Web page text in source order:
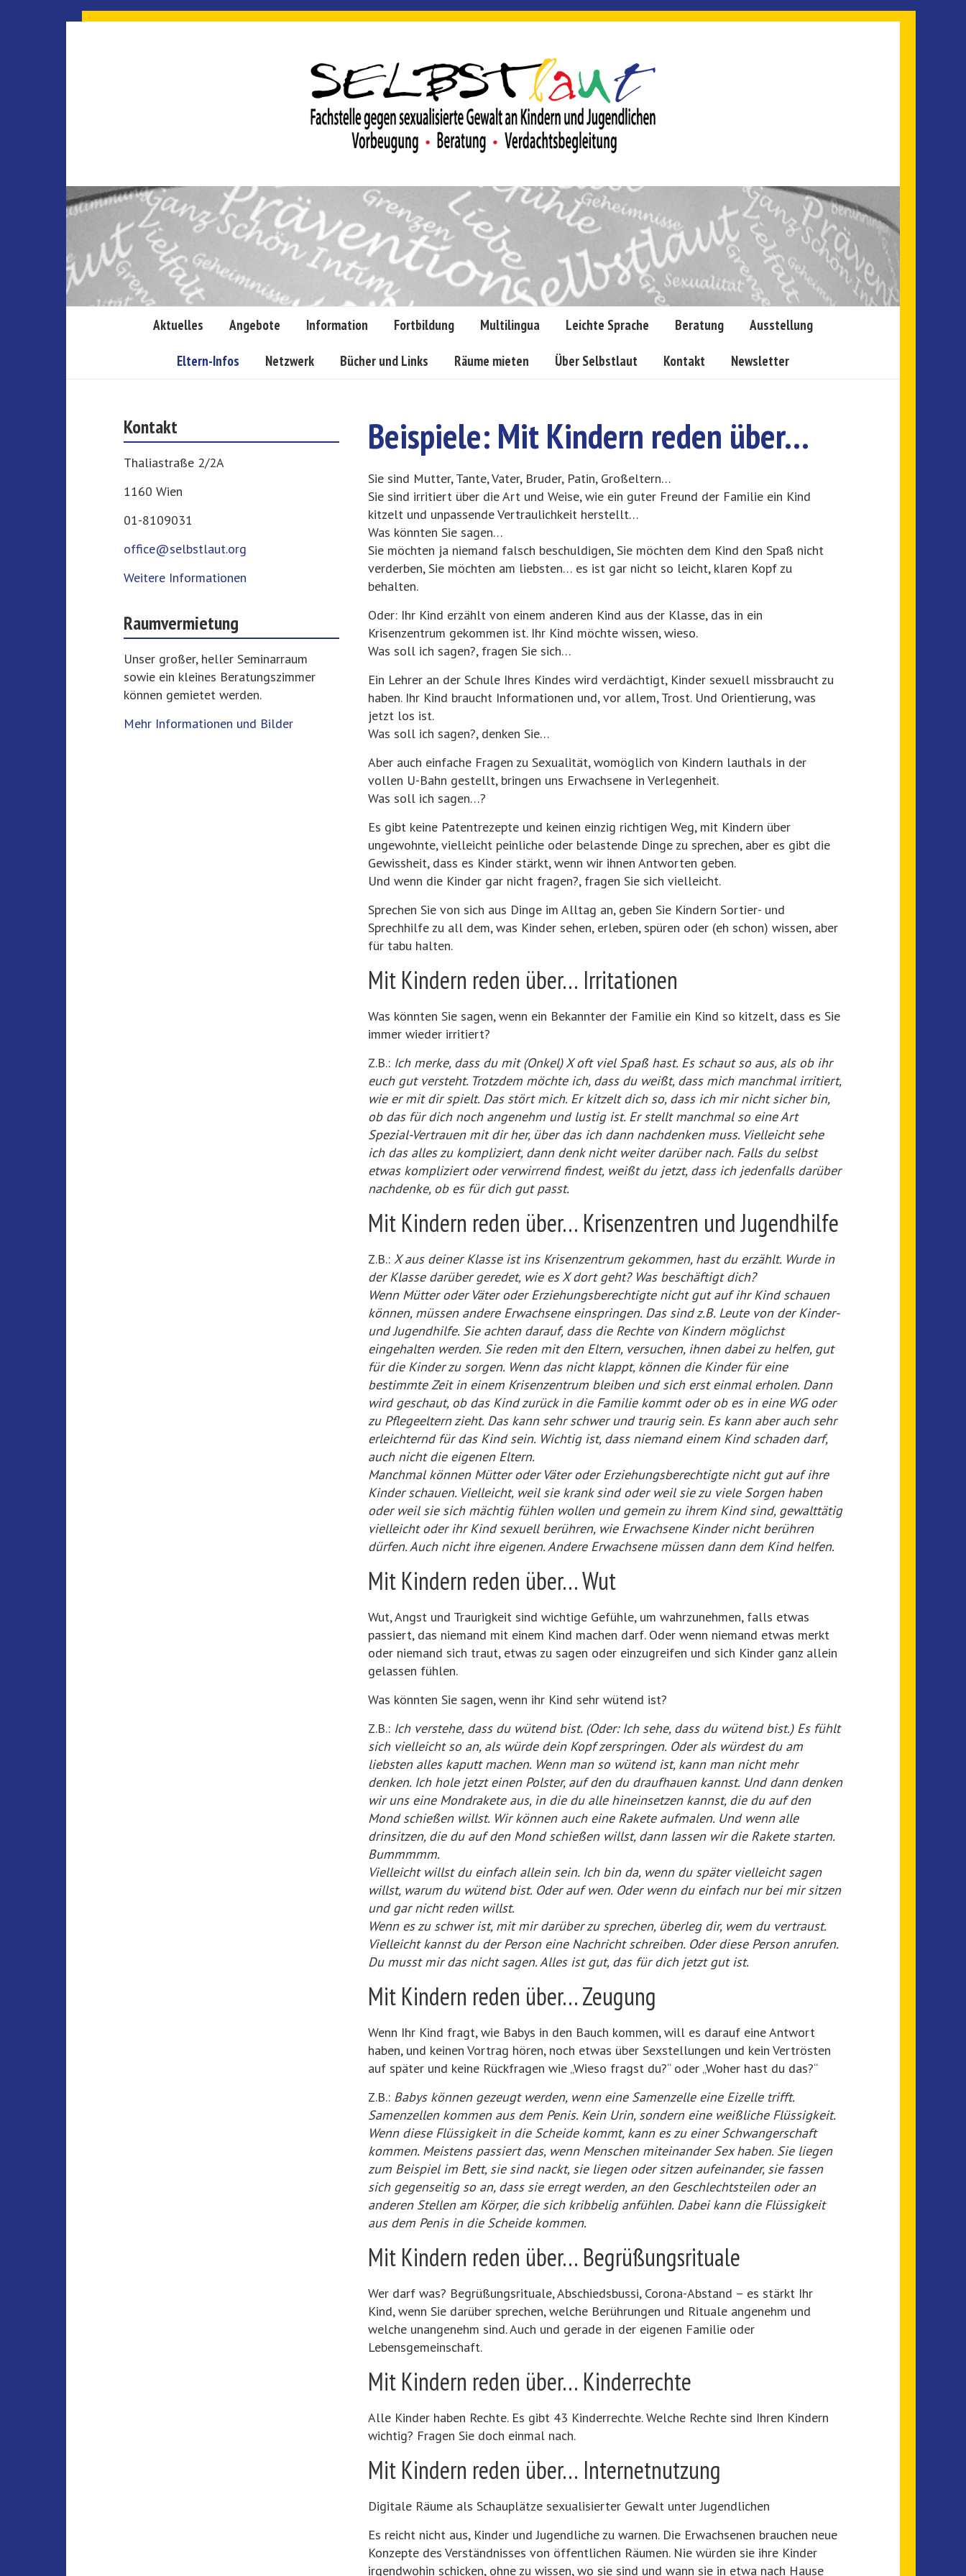
Aktuelles Angebote Information Fortbildung Multilingua Leichte Sprache Beratung Ausstellung
Eltern-Infos Netzwerk Bücher und Links Räume mieten Über Selbstlaut Kontakt Newsletter
Beispiele: Mit Kindern reden über…
Sie sind Mutter, Tante, Vater, Bruder, Patin, Großeltern…
Sie sind irritiert über die Art und Weise, wie ein guter Freund der Familie ein Kind
kitzelt und unpassende Vertraulichkeit herstellt…
Was könnten Sie sagen…
Sie möchten ja niemand falsch beschuldigen, Sie möchten dem Kind den Spaß nicht
verderben, Sie möchten am liebsten… es ist gar nicht so leicht, klaren Kopf zu
behalten.
Oder: Ihr Kind erzählt von einem anderen Kind aus der Klasse, das in ein
Krisenzentrum gekommen ist. Ihr Kind möchte wissen, wieso.
Was soll ich sagen?, fragen Sie sich…
Ein Lehrer an der Schule Ihres Kindes wird verdächtigt, Kinder sexuell missbraucht zu
haben. Ihr Kind braucht Informationen und, vor allem, Trost. Und Orientierung, was
jetzt los ist.
Was soll ich sagen?, denken Sie…
Aber auch einfache Fragen zu Sexualität, womöglich von Kindern lauthals in der
vollen U-Bahn gestellt, bringen uns Erwachsene in Verlegenheit.
Was soll ich sagen…?
Es gibt keine Patentrezepte und keinen einzig richtigen Weg, mit Kindern über
ungewohnte, vielleicht peinliche oder belastende Dinge zu sprechen, aber es gibt die
Gewissheit, dass es Kinder stärkt, wenn wir ihnen Antworten geben.
Und wenn die Kinder gar nicht fragen?, fragen Sie sich vielleicht.
Sprechen Sie von sich aus Dinge im Alltag an, geben Sie Kindern Sortier- und
Sprechhilfe zu all dem, was Kinder sehen, erleben, spüren oder (eh schon) wissen, aber
für tabu halten.
Mit Kindern reden über… Irritationen
Was könnten Sie sagen, wenn ein Bekannter der Familie ein Kind so kitzelt, dass es Sie
immer wieder irritiert?
Z.B.: Ich merke, dass du mit (Onkel) X oft viel Spaß hast. Es schaut so aus, als ob ihr
euch gut versteht. Trotzdem möchte ich, dass du weißt, dass mich manchmal irritiert,
wie er mit dir spielt. Das stört mich. Er kitzelt dich so, dass ich mir nicht sicher bin,
ob das für dich noch angenehm und lustig ist. Er stellt manchmal so eine Art
Spezial-Vertrauen mit dir her, über das ich dann nachdenken muss. Vielleicht sehe
ich das alles zu kompliziert, dann denk nicht weiter darüber nach. Falls du selbst
etwas kompliziert oder verwirrend findest, weißt du jetzt, dass ich jedenfalls darüber
nachdenke, ob es für dich gut passt.
Mit Kindern reden über… Krisenzentren und Jugendhilfe
Z.B.: X aus deiner Klasse ist ins Krisenzentrum gekommen, hast du erzählt. Wurde in
der Klasse darüber geredet, wie es X dort geht? Was beschäftigt dich?
Wenn Mütter oder Väter oder Erziehungsberechtigte nicht gut auf ihr Kind schauen
können, müssen andere Erwachsene einspringen. Das sind z.B. Leute von der Kinder-
und Jugendhilfe. Sie achten darauf, dass die Rechte von Kindern möglichst
eingehalten werden. Sie reden mit den Eltern, versuchen, ihnen dabei zu helfen, gut
für die Kinder zu sorgen. Wenn das nicht klappt, können die Kinder für eine
bestimmte Zeit in einem Krisenzentrum bleiben und sich erst einmal erholen. Dann
wird geschaut, ob das Kind zurück in die Familie kommt oder ob es in eine WG oder
zu Pflegeeltern zieht. Das kann sehr schwer und traurig sein. Es kann aber auch sehr
erleichternd für das Kind sein. Wichtig ist, dass niemand einem Kind schaden darf,
auch nicht die eigenen Eltern.
Manchmal können Mütter oder Väter oder Erziehungsberechtigte nicht gut auf ihre
Kinder schauen. Vielleicht, weil sie krank sind oder weil sie zu viele Sorgen haben
oder weil sie sich mächtig fühlen wollen und gemein zu ihrem Kind sind, gewalttätig
vielleicht oder ihr Kind sexuell berühren, wie Erwachsene Kinder nicht berühren
dürfen. Auch nicht ihre eigenen. Andere Erwachsene müssen dann dem Kind helfen.
Mit Kindern reden über… Wut
Wut, Angst und Traurigkeit sind wichtige Gefühle, um wahrzunehmen, falls etwas
passiert, das niemand mit einem Kind machen darf. Oder wenn niemand etwas merkt
oder niemand sich traut, etwas zu sagen oder einzugreifen und sich Kinder ganz allein
gelassen fühlen.
Was könnten Sie sagen, wenn ihr Kind sehr wütend ist?
Z.B.: Ich verstehe, dass du wütend bist. (Oder: Ich sehe, dass du wütend bist.) Es fühlt
sich vielleicht so an, als würde dein Kopf zerspringen. Oder als würdest du am
liebsten alles kaputt machen. Wenn man so wütend ist, kann man nicht mehr
denken. Ich hole jetzt einen Polster, auf den du draufhauen kannst. Und dann denken
wir uns eine Mondrakete aus, in die du alle hineinsetzen kannst, die du auf den
Mond schießen willst. Wir können auch eine Rakete aufmalen. Und wenn alle
drinsitzen, die du auf den Mond schießen willst, dann lassen wir die Rakete starten.
Bummmmm.
Vielleicht willst du einfach allein sein. Ich bin da, wenn du später vielleicht sagen
willst, warum du wütend bist. Oder auf wen. Oder wenn du einfach nur bei mir sitzen
und gar nicht reden willst.
Wenn es zu schwer ist, mit mir darüber zu sprechen, überleg dir, wem du vertraust.
Vielleicht kannst du der Person eine Nachricht schreiben. Oder diese Person anrufen.
Du musst mir das nicht sagen. Alles ist gut, das für dich jetzt gut ist.
Mit Kindern reden über… Zeugung
Wenn Ihr Kind fragt, wie Babys in den Bauch kommen, will es darauf eine Antwort
haben, und keinen Vortrag hören, noch etwas über Sexstellungen und kein Vertrösten
auf später und keine Rückfragen wie „Wieso fragst du?“ oder „Woher hast du das?“
Z.B.: Babys können gezeugt werden, wenn eine Samenzelle eine Eizelle trifft.
Samenzellen kommen aus dem Penis. Kein Urin, sondern eine weißliche Flüssigkeit.
Wenn diese Flüssigkeit in die Scheide kommt, kann es zu einer Schwangerschaft
kommen. Meistens passiert das, wenn Menschen miteinander Sex haben. Sie liegen
zum Beispiel im Bett, sie sind nackt, sie liegen oder sitzen aufeinander, sie fassen
sich gegenseitig so an, dass sie erregt werden, an den Geschlechtsteilen oder an
anderen Stellen am Körper, die sich kribbelig anfühlen. Dabei kann die Flüssigkeit
aus dem Penis in die Scheide kommen.
Mit Kindern reden über… Begrüßungsrituale
Wer darf was? Begrüßungsrituale, Abschiedsbussi, Corona-Abstand – es stärkt Ihr
Kind, wenn Sie darüber sprechen, welche Berührungen und Rituale angenehm und
welche unangenehm sind. Auch und gerade in der eigenen Familie oder
Lebensgemeinschaft.
Mit Kindern reden über… Kinderrechte
Alle Kinder haben Rechte. Es gibt 43 Kinderrechte. Welche Rechte sind Ihren Kindern
wichtig? Fragen Sie doch einmal nach.
Mit Kindern reden über… Internetnutzung
Digitale Räume als Schauplätze sexualisierter Gewalt unter Jugendlichen
Es reicht nicht aus, Kinder und Jugendliche zu warnen. Die Erwachsenen brauchen neue
Konzepte des Verständnisses von öffentlichen Räumen. Nie würden sie ihre Kinder
irgendwohin schicken, ohne zu wissen, wo sie sind und wann sie in etwa nach Hause
Kontakt
Thaliastraße 2/2A
1160 Wien
01-8109031
office@selbstlaut.org
Weitere Informationen
Raumvermietung
Unser großer, heller Seminarraum
sowie ein kleines Beratungszimmer
können gemietet werden.
Mehr Informationen und Bilder